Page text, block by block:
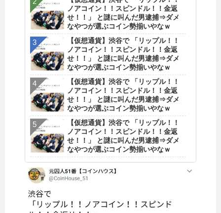
ノアコイン！！スピンドル！！金返
せ！！」 と謎に叫んだ男逮捕⇒ダメ
なやつが選ぶコイン勢揃いやなｗ
【仮想通貨】渋谷で 「リップル！！
ノアコイン！！スピンドル！！金返
せ！！」 と謎に叫んだ男逮捕⇒ダメ
なやつが選ぶコイン勢揃いやなｗ
【仮想通貨】渋谷で 「リップル！！
ノアコイン！！スピンドル！！金返
せ！！」 と謎に叫んだ男逮捕⇒ダメ
なやつが選ぶコイン勢揃いやなｗ
【仮想通貨】渋谷で 「リップル！！
ノアコイン！！スピンドル！！金返
せ！！」 と謎に叫んだ男逮捕⇒ダメ
なやつが選ぶコイン勢揃いやなｗ